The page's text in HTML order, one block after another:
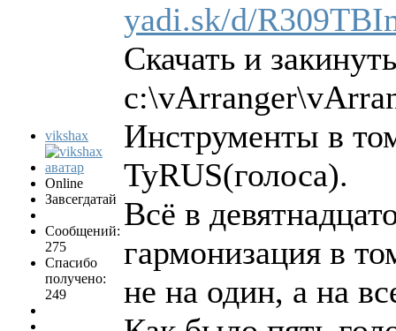
vikshax
Online
Завсегдатай
Сообщений:
275
Спасибо
получено:
249
yadi.sk/d/
Скачать и
Инструменты в
TyRUS(голоса).
Всё в
гармонизация в
не на один, а на